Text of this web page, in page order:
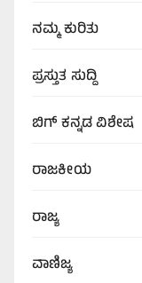
ನಮ್ಮ ಕುರಿತು
ಪ್ರಸ್ತುತ ಸುದ್ದಿ
ಬಿಗ್‌ ಕನ್ನಡ ವಿಶೇಷ
ರಾಜಕೀಯ
ರಾಜ್ಯ
ವಾಣಿಜ್ಯ